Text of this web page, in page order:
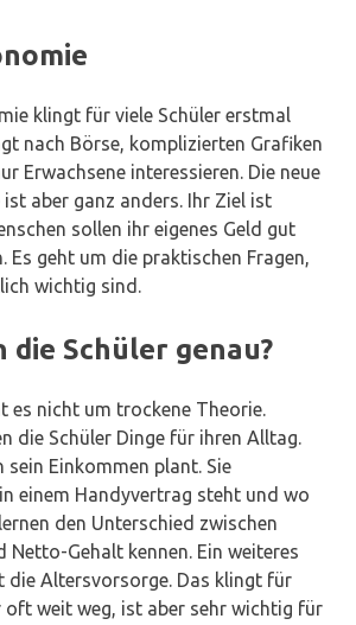
klingt für viele Schüler erstmal
nach Börse, komplizierten Grafiken
Erwachsene interessieren. Die neue
aber ganz anders. Ihr Ziel ist
sollen ihr eigenes Geld gut
Es geht um die praktischen Fragen,
wichtig sind.
die Schüler genau?
es nicht um trockene Theorie.
die Schüler Dinge für ihren Alltag.
sein Einkommen plant. Sie
einem Handyvertrag steht und wo
den Unterschied zwischen
Netto-Gehalt kennen. Ein weiteres
die Altersvorsorge. Das klingt für
oft weit weg, ist aber sehr wichtig für